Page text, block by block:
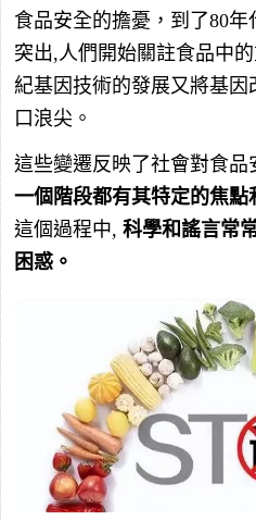
食品安全的擔憂，到了80
突出,人們開始關註食品中
紀基因技術的發展又將基
口浪尖。
這些變遷反映了社會對食品
一個階段都有其特定的焦點
這個過程中, 科學和謠言常
困惑。